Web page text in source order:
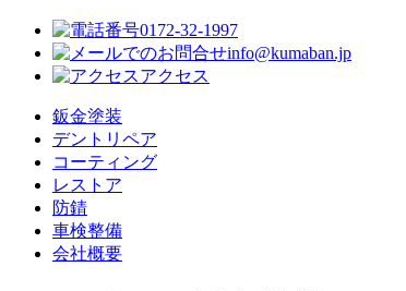
0172-32-1997
info@kumaban.jp
アクセス
鈑金塗装
デントリペア
コーティング
レストア
防錆
車検整備
会社概要